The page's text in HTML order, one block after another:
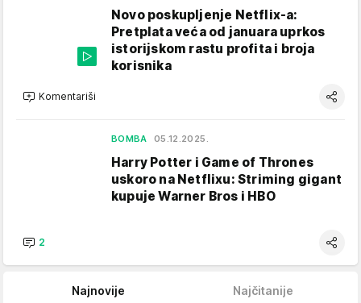
Novo poskupljenje Netflix-a:
Pretplata veća od januara uprkos
istorijskom rastu profita i broja
korisnika
Komentariši
BOMBA 05.12.2025.
Harry Potter i Game of Thrones
uskoro na Netflixu: Striming gigant
kupuje Warner Bros i HBO
2
Najnovije Najčitanije